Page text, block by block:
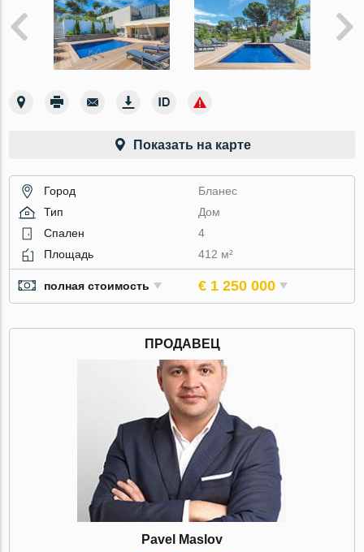
Показать на карте
Город
Бланес
Тип
Дом
Спален
4
Площадь
412 м²
полная стоимость € 1 250 000
ПРОДАВЕЦ
Pavel Maslov